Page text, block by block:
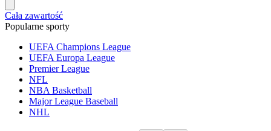
Cała zawartość
Popularne sporty
UEFA Champions League
UEFA Europa League
Premier League
NFL
NBA Basketball
Major League Baseball
NHL